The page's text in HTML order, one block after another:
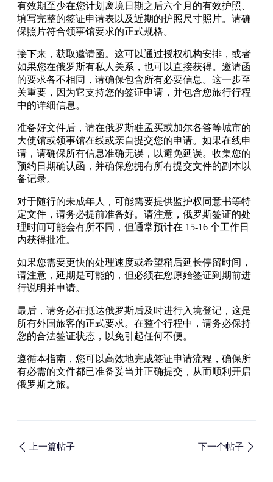
有效期至少在您计划离境日期之后六个月的有效护照、
填写完整的签证申请表以及近期的护照尺寸照片。请确
保照片符合领事馆要求的正式规格。
接下来，获取邀请函。这可以通过授权机构安排，或者
如果您在俄罗斯有私人关系，也可以直接获得。邀请函
的要求各不相同，请确保包含所有必要信息。这一步至
关重要，因为它支持您的签证申请，并包含您旅行行程
中的详细信息。
准备好文件后，请在俄罗斯驻孟买或加尔各答等城市的
大使馆或领事馆在线或亲自提交您的申请。如果在线申
请，请确保所有信息准确无误，以避免延误。收集您的
预约日期确认函，并确保您拥有所有提交文件的副本以
备记录。
对于随行的未成年人，可能需要提供监护权同意书等特
定文件，请务必提前准备好。请注意，俄罗斯签证的处
理时间可能会有所不同，但通常预计在 15-16 个工作日
内获得批准。
如果您需要更快的处理速度或希望稍后延长停留时间，
请注意，延期是可能的，但必须在您原始签证到期前进
行说明并申请。
最后，请务必在抵达俄罗斯后及时进行入境登记，这是
所有外国旅客的正式要求。在整个行程中，请务必保持
您的合法签证状态，以免引起任何不便。
遵循本指南，您可以高效地完成签证申请流程，确保所
有必需的文件都已准备妥当并正确提交，从而顺利开启
俄罗斯之旅。
上一篇帖子 下一个帖子